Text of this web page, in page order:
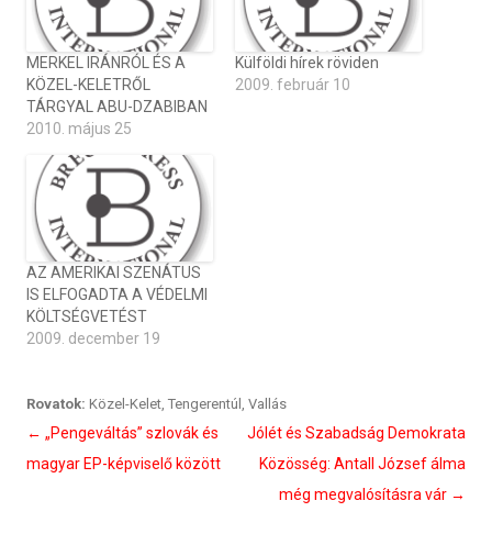
MERKEL IRÁNRÓL ÉS A
KÖZEL-KELETRŐL
TÁRGYAL ABU-DZABIBAN
2010. május 25
Külföldi hírek röviden
2009. február 10
AZ AMERIKAI SZENÁTUS
IS ELFOGADTA A VÉDELMI
KÖLTSÉGVETÉST
2009. december 19
Rovatok: Közel-Kelet, Tengerentúl , Vallás
Bejegyzés
navigáció
← „Pengeváltás” szlovák és
magyar EP-képviselő között
Jólét és Szabadság Demokrata
Közösség: Antall József álma
még megvalósításra vár →